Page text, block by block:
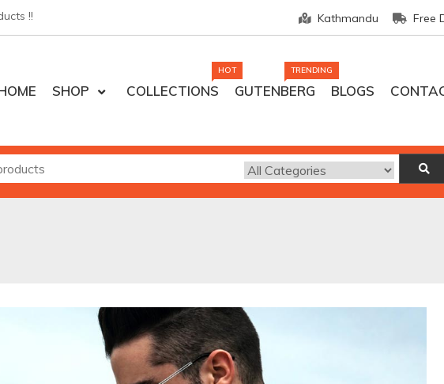
!! Kathmandu Free
SHOP COLLECTIONS
HOT
GUTENBERG
TRENDING
BLOGS